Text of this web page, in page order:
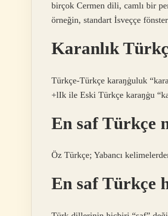
birçok Cermen dili, camlı bir
örneğin, standart İsveççe
Karanlık
Türkçe-Türkçe karaŋġuluk
+lIk ile Eski Türkçe karaŋġu
En saf Türkçe
Öz Türkçe; Yabancı
En saf Türkçe